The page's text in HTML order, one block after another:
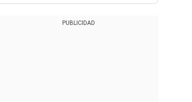
PUBLICIDAD